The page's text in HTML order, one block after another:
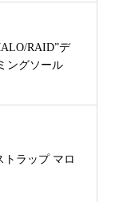
RAID”デ
ングソール
トラップ マロ